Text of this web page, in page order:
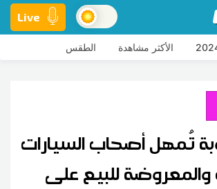
Live
الأكثر مشاهدة الطقس
تُمهل أصحاب السيارات
للبيع على